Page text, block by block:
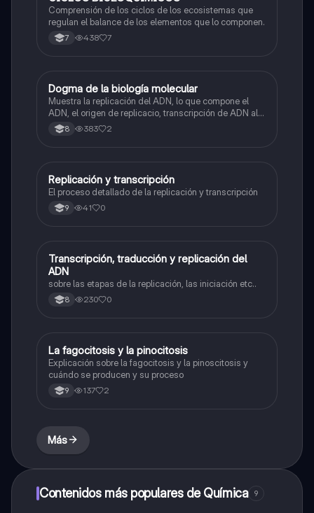
Comprensión de los ciclos de los ecosistemas que
regulan el balance de los elementos que lo componen.
7 438 7
Biologia
Dogma de la biología molecular
Muestra la replicación del ADN, lo que compone el
ADN, el origen de replicacio, transcripción de ADN al
ARN y traducción de ARN a proteína.
8 383 2
Biologia
Replicación y transcripción
El proceso detallado de la replicación y transcripción
9 41 0
Biologia
Transcripción, traducción y replicación del
ADN
sobre las etapas de la replicación, las iniciación etc..
8 230 0
Biologia
La fagocitosis y la pinocitosis
Explicación sobre la fagocitosis y la pinoscitosis y
cuándo se producen y su proceso
9 137 2
Más
Contenidos más populares de Química 9